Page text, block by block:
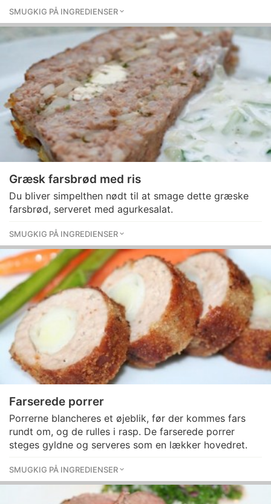
SMUGKIG PÅ INGREDIENSER
Græsk farsbrød med ris
Du bliver simpelthen nødt til at smage dette græske
farsbrød, serveret med agurkesalat.
SMUGKIG PÅ INGREDIENSER
Farserede porrer
Porrerne blancheres et øjeblik, før der kommes fars
rundt om, og de rulles i rasp. De farserede porrer
steges gyldne og serveres som en lækker hovedret.
SMUGKIG PÅ INGREDIENSER